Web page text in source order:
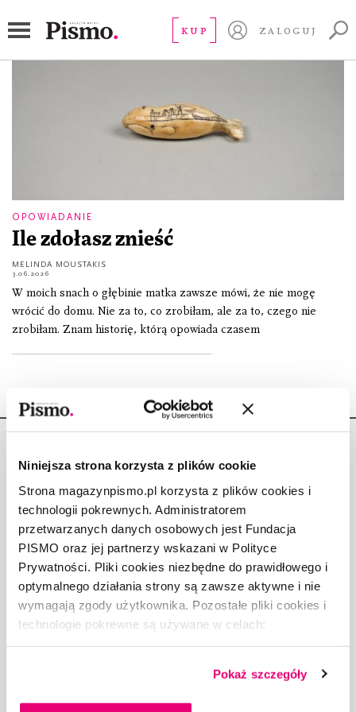
Niniejsza strona korzysta z plików cookie
Strona magazynpismo.pl korzysta z plików cookies i
technologii pokrewnych. Administratorem
przetwarzanych danych osobowych jest Fundacja
PISMO oraz jej partnerzy wskazani w Polityce
Prywatności. Pliki cookies niezbędne do prawidłowego i
optymalnego działania strony są zawsze aktywne i nie
wymagają zgody użytkownika. Pozostałe pliki cookies i
technologie pokrewne są używane w celach:
dobrowolną zgodę na pliki cookies i technologie
pokrewne, zgadzasz się na przechowywanie informacji
Pokaż szczegóły
KUP ZALOGUJ
OPOWIADANIE
Ile zdołasz znieść
MELINDA MOUSTAKIS
3.06.2026
W moich snach o głębinie matka zawsze mówi, że nie mogę
wrócić do domu. Nie za to, co zrobiłam, ale za to, czego nie
zrobiłam. Znam historię, którą opowiada czasem
Copyright © Fundacja Pismo
O „PIŚMIE”
ABOUT PISMO
FACT-CHECKING W „PIŚMIE”